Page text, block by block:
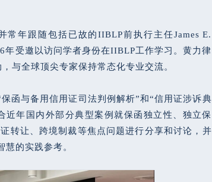
常年跟随包括已故的IIBLP前执行主任James E.
受邀以访问学者身份在IIBLP工作学习。黄力律
与全球顶尖专家保持常态化专业交流。
函与备用信用证司法判例解析”和“信用证涉诉典
年国内外部分典型案例就保函独立性、独立保
转让、跨境制裁等焦点问题进行分享和讨论，并
的实践参考。